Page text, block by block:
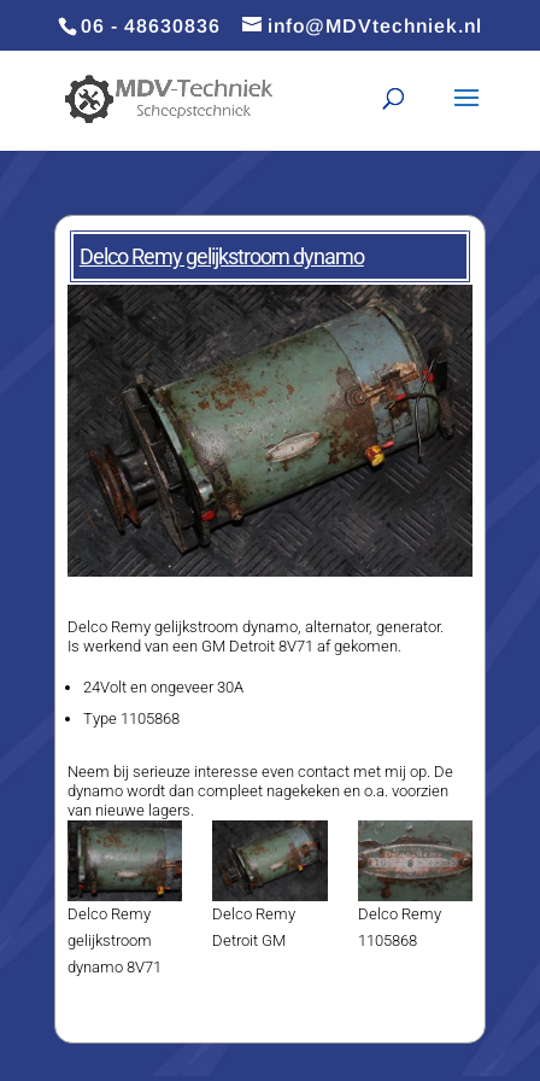
06 - 48630836 info@MDVtechniek.nl
Delco Remy gelijkstroom dynamo
Delco Remy gelijkstroom dynamo, alternator, generator.
Is werkend van een GM Detroit 8V71 af gekomen.
24Volt en ongeveer 30A
Type 1105868
Neem bij serieuze interesse even contact met mij op. De
dynamo wordt dan compleet nagekeken en o.a. voorzien
van nieuwe lagers.
Delco Remy
gelijkstroom
dynamo 8V71
Delco Remy
Detroit GM
Delco Remy
1105868